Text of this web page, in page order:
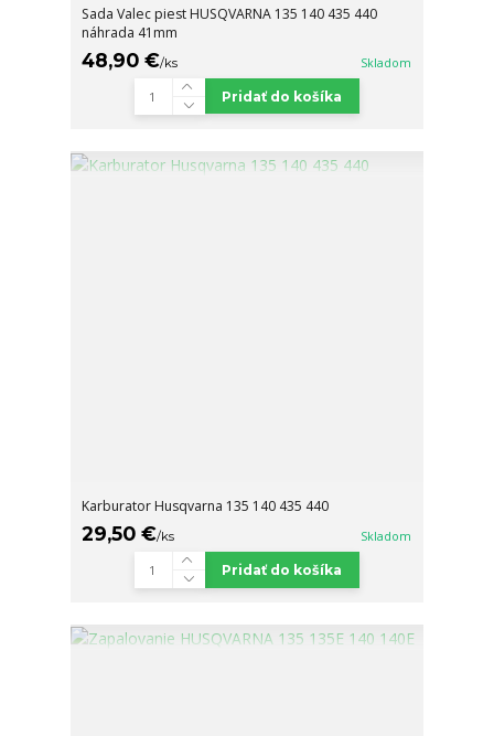
Sada Valec piest HUSQVARNA 135 140 435 440
náhrada 41mm
48,90 €/ks Skladom
Pridať do košíka
Karburator Husqvarna 135 140 435 440
29,50 €/ks Skladom
Pridať do košíka